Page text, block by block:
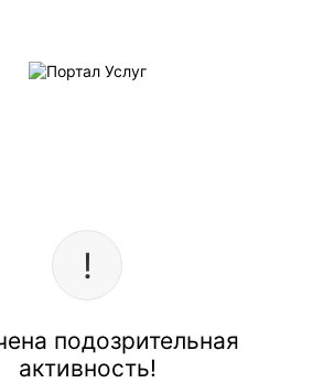
подозрительная
активность!